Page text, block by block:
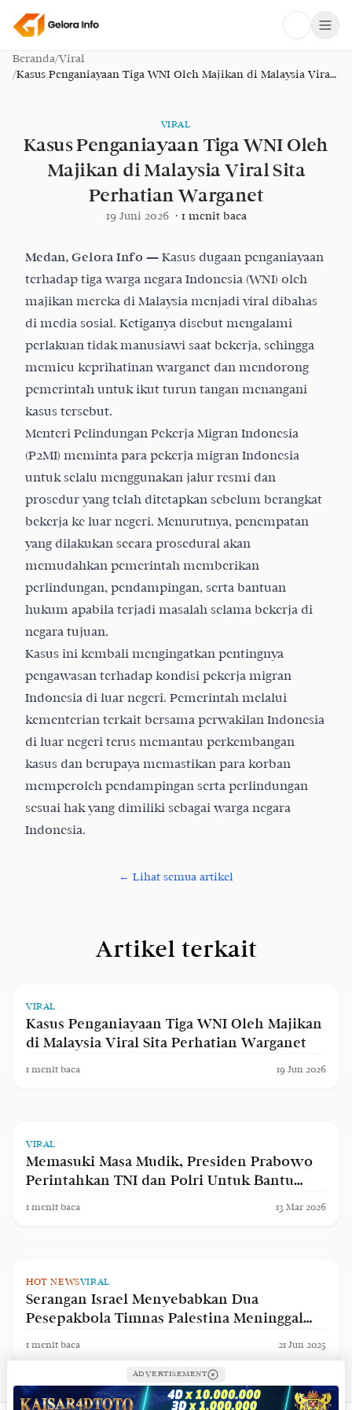
Beranda/Viral
/Kasus Penganiayaan Tiga WNI Oleh Majikan di Malaysia Viral
VIRAL
Kasus Penganiayaan Tiga WNI Oleh
Majikan di Malaysia Viral Sita
Perhatian Warganet
19 Juni 2026 · 1menit baca
ADVERTISEMENT
Medan, Gelora Info — Kasus dugaan penganiayaan
terhadap tiga warga negara Indonesia (WNI) oleh
majikan mereka di Malaysia menjadi viral dibahas
di media sosial. Ketiganya disebut mengalami
perlakuan tidak manusiawi saat bekerja, sehingga
memicu keprihatinan warganet dan mendorong
pemerintah untuk ikut turun tangan menangani
kasus tersebut.
Menteri Pelindungan Pekerja Migran Indonesia
(P2MI) meminta para pekerja migran Indonesia
untuk selalu menggunakan jalur resmi dan
prosedur yang telah ditetapkan sebelum berangkat
bekerja ke luar negeri. Menurutnya, penempatan
yang dilakukan secara prosedural akan
memudahkan pemerintah memberikan
perlindungan, pendampingan, serta bantuan
hukum apabila terjadi masalah selama bekerja di
negara tujuan.
Kasus ini kembali mengingatkan pentingnya
pengawasan terhadap kondisi pekerja migran
Indonesia di luar negeri. Pemerintah melalui
kementerian terkait bersama perwakilan Indonesia
di luar negeri terus memantau perkembangan
kasus dan berupaya memastikan para korban
memperoleh pendampingan serta perlindungan
sesuai hak yang dimiliki sebagai warga negara
Indonesia.
← Lihat semua artikel
Artikel terkait
VIRAL
Kasus Penganiayaan Tiga WNI Oleh Majikan
di Malaysia Viral Sita Perhatian Warganet
1 menit baca 19 Jun 2026
VIRAL
Memasuki Masa Mudik, Presiden Prabowo
Perintahkan TNI dan Polri Untuk Bantu
1 menit baca 13 Mar 2026
HOT NEWSVIRAL
Serangan Israel Menyebabkan Dua
Pesepakbola Timnas Palestina Meninggal
1 menit baca 21 Jun 2025